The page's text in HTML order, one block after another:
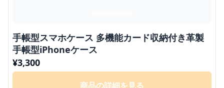
手帳型スマホケース 多機能カード収納付き革製
手帳型iPhoneケース
¥3,300
商品の詳細を見る